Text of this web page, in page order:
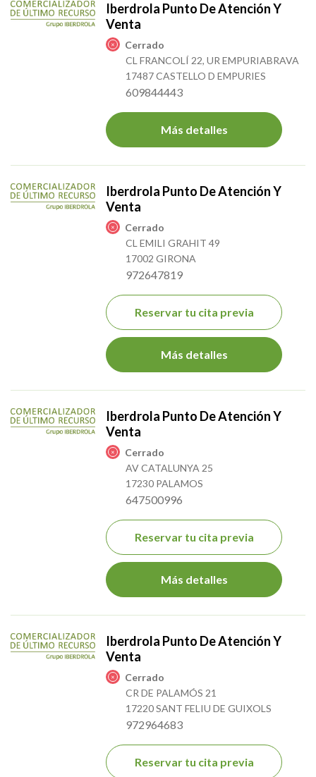
Iberdrola Punto De Atención Y
Venta
Cerrado
CL FRANCOLÍ 22, UR EMPURIABRAVA
17487 CASTELLO D EMPURIES
609844443
Más detalles
Iberdrola Punto De Atención Y
Venta
Cerrado
CL EMILI GRAHIT 49
17002 GIRONA
972647819
Reservar tu cita previa
Más detalles
Iberdrola Punto De Atención Y
Venta
Cerrado
AV CATALUNYA 25
17230 PALAMOS
647500996
Reservar tu cita previa
Más detalles
Iberdrola Punto De Atención Y
Venta
Cerrado
CR DE PALAMÓS 21
17220 SANT FELIU DE GUIXOLS
972964683
Reservar tu cita previa